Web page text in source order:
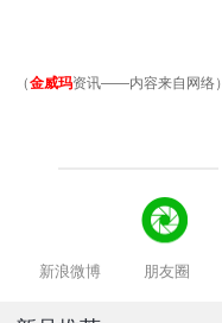
（金威玛资讯——内容来自网络）
新浪微博 朋友圈